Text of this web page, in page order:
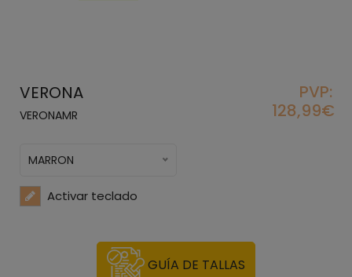
VERONA
VERONAMR
PVP:
128,99€
MARRON
Activar teclado
GUÍA DE TALLAS